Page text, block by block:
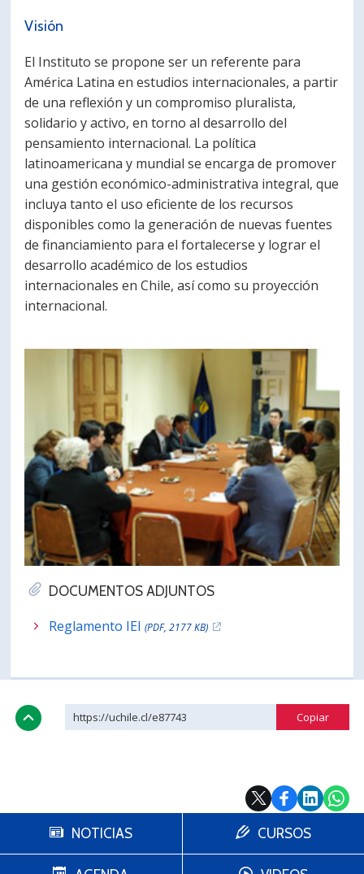
DOCUMENTOS ADJUNTOS
Reglamento IEI(PDF, 2177 KB)
Visión
El Instituto se propone ser un referente para
América Latina en estudios internacionales, a partir
de una reflexión y un compromiso pluralista,
solidario y activo, en torno al desarrollo del
pensamiento internacional. La política
latinoamericana y mundial se encarga de promover
una gestión económico-administrativa integral, que
incluya tanto el uso eficiente de los recursos
disponibles como la generación de nuevas fuentes
de financiamiento para el fortalecerse y lograr el
desarrollo académico de los estudios
internacionales en Chile, así como su proyección
internacional.
https://uchile.cl/e87743
NOTICIAS CURSOS